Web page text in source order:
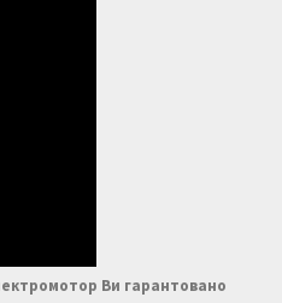
Ви гарантовано